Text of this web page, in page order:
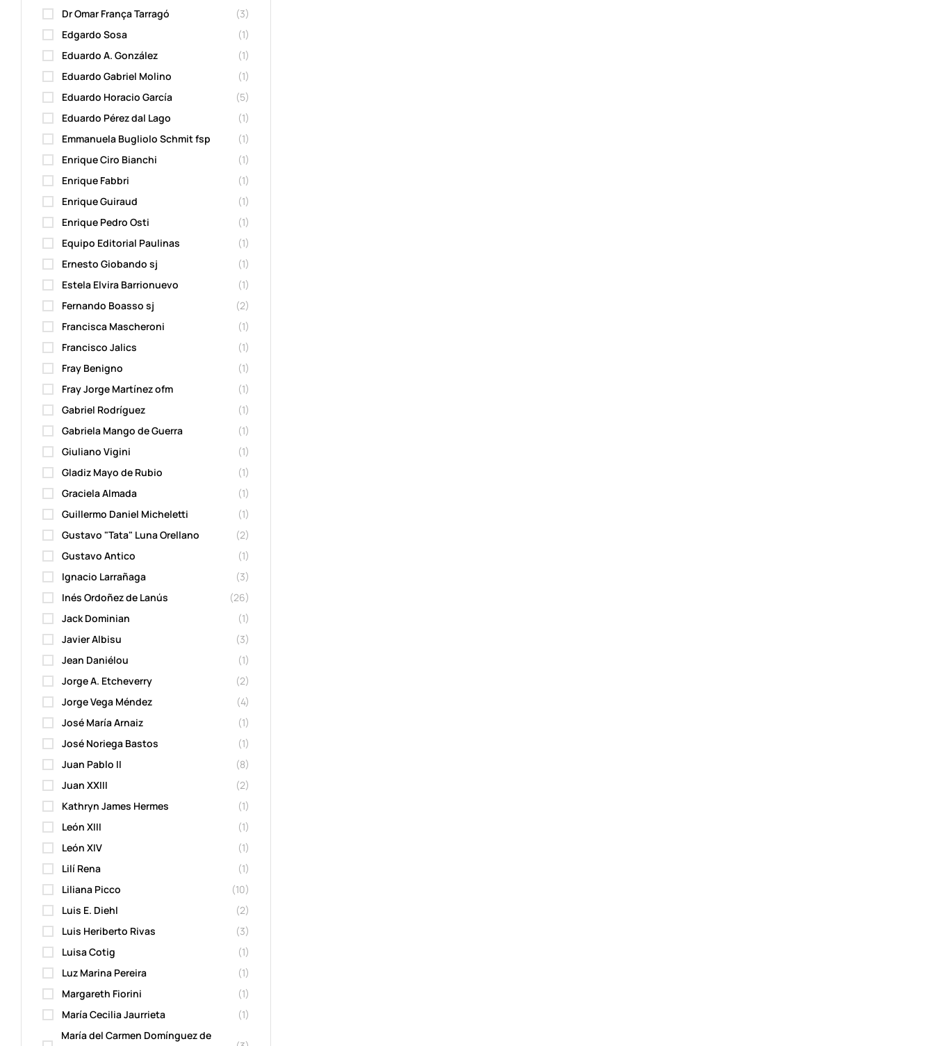
Dr Omar França Tarragó
(3)
Edgardo Sosa
(1)
Eduardo A. González
(1)
Eduardo Gabriel Molino
(1)
Eduardo Horacio García
(5)
Eduardo Pérez dal Lago
(1)
Emmanuela Bugliolo Schmit fsp
(1)
Enrique Ciro Bianchi
(1)
Enrique Fabbri
(1)
Enrique Guiraud
(1)
Enrique Pedro Osti
(1)
Equipo Editorial Paulinas
(1)
Ernesto Giobando sj
(1)
Estela Elvira Barrionuevo
(1)
Fernando Boasso sj
(2)
Francisca Mascheroni
(1)
Francisco Jalics
(1)
Fray Benigno
(1)
Fray Jorge Martínez ofm
(1)
Gabriel Rodríguez
(1)
Gabriela Mango de Guerra
(1)
Giuliano Vigini
(1)
Gladiz Mayo de Rubio
(1)
Graciela Almada
(1)
Guillermo Daniel Micheletti
(1)
Gustavo "Tata" Luna Orellano
(2)
Gustavo Antico
(1)
Ignacio Larrañaga
(3)
Inés Ordoñez de Lanús
(26)
Jack Dominian
(1)
Javier Albisu
(3)
Jean Daniélou
(1)
Jorge A. Etcheverry
(2)
Jorge Vega Méndez
(4)
José María Arnaiz
(1)
José Noriega Bastos
(1)
Juan Pablo II
(8)
Juan XXIII
(2)
Kathryn James Hermes
(1)
León XIII
(1)
León XIV
(1)
Lilí Rena
(1)
Liliana Picco
(10)
Luis E. Diehl
(2)
Luis Heriberto Rivas
(3)
Luisa Cotig
(1)
Luz Marina Pereira
(1)
Margareth Fiorini
(1)
María Cecilia Jaurrieta
(1)
María del Carmen Domínguez de